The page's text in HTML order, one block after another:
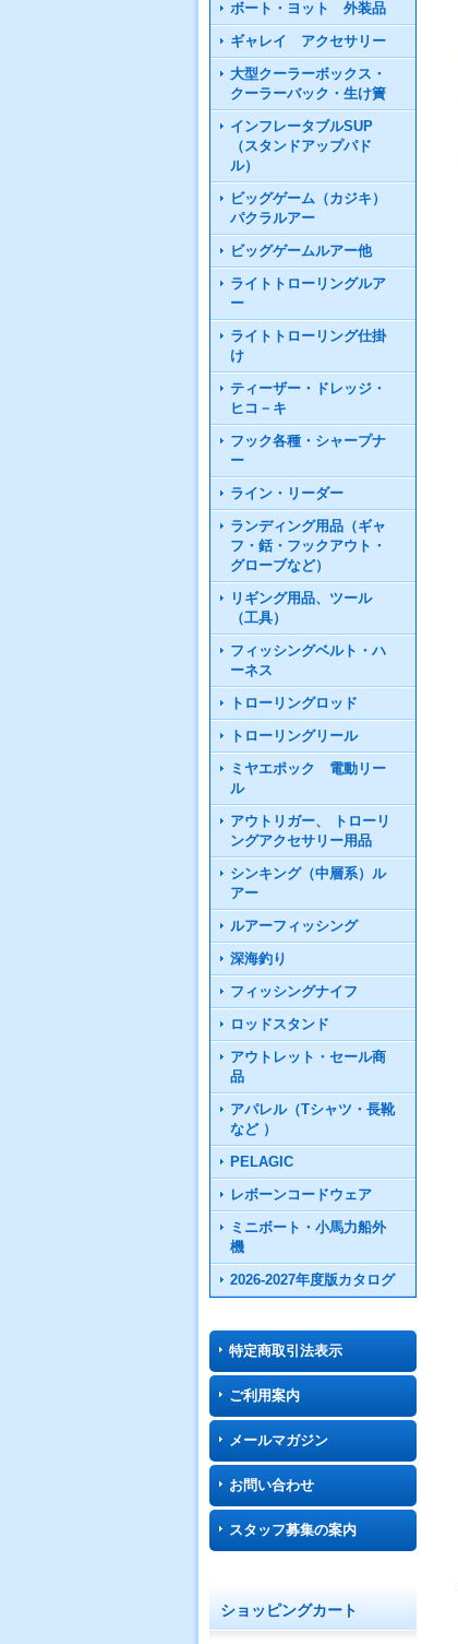
ボート・ヨット 外装品
ギャレイ アクセサリー
大型クーラーボックス・
クーラーバック・生け簀
インフレータブルSUP
（スタンドアップパド
ル）
ビッグゲーム（カジキ）
パクラルアー
ビッグゲームルアー他
ライトトローリングルア
ー
ライトトローリング仕掛
け
ティーザー・ドレッジ・
ヒコ－キ
フック各種・シャープナ
ー
ライン・リーダー
ランディング用品（ギャ
フ・銛・フックアウト・
グローブなど）
リギング用品、ツール
（工具）
フィッシングベルト・ハ
ーネス
トローリングロッド
トローリングリール
ミヤエポック 電動リー
ル
アウトリガー、 トローリ
ングアクセサリー用品
シンキング（中層系）ル
アー
ルアーフィッシング
深海釣り
フィッシングナイフ
ロッドスタンド
アウトレット・セール商
品
アパレル（Tシャツ・長靴
など ）
PELAGIC
レボーンコードウェア
ミニボート・小馬力船外
機
2026-2027年度版カタログ
特定商取引法表示
ご利用案内
メールマガジン
お問い合わせ
スタッフ募集の案内
ショッピングカート